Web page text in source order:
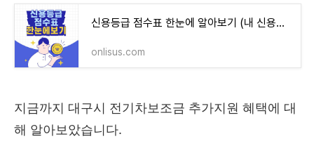
신용등급 점수표 한눈에 알아보기 (내 신용점수 무료로 조회하는 방법 포함)
onlisus.com
지금까지 대구시 전기차보조금 추가지원 혜택에 대
해 알아보았습니다.